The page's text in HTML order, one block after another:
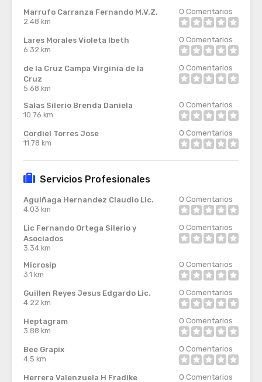
Marrufo Carranza Fernando M.V.Z.
2.48 km
0 Comentarios
Lares Morales Violeta Ibeth
6.32 km
0 Comentarios
de la Cruz Campa Virginia de la
Cruz
5.68 km
0 Comentarios
Salas Silerio Brenda Daniela
10.76 km
0 Comentarios
Cordiel Torres Jose
11.78 km
0 Comentarios
Servicios Profesionales
Aguiñaga Hernandez Claudio Lic.
4.03 km
0 Comentarios
Lic Fernando Ortega Silerio y
Asociados
3.34 km
0 Comentarios
Microsip
3.1 km
0 Comentarios
Guillen Reyes Jesus Edgardo Lic.
4.22 km
0 Comentarios
Heptagram
3.88 km
0 Comentarios
Bee Grapix
4.5 km
0 Comentarios
Herrera Valenzuela H Fradike
0 Comentarios